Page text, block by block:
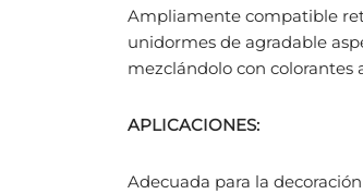
Ampliamente compatible
unidormes de agradable
mezclándolo con colorantes
APLICACIONES:
Adecuada para la